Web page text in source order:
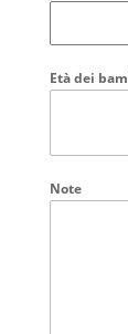
Età dei
Note